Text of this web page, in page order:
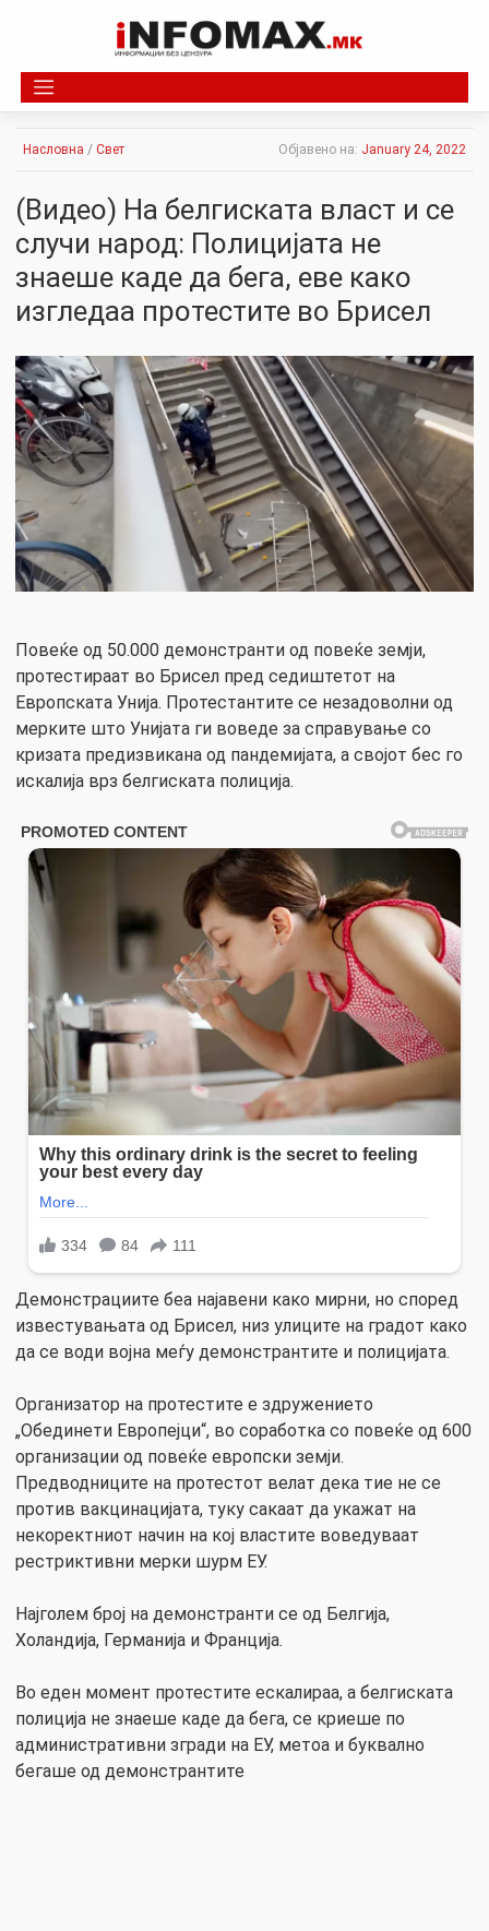
Насловна / Свет Објавено на: January 24, 2022
(Видео) На белгиската власт и се
случи народ: Полициjaта не
знаеше каде да бега, еве како
изгледаа пpoтестите во Брисел
Повеќе од 50.000 демонстранти од повеќе земји,
протестираат во Брисел пред седиштетот на
Европската Унија. Протестантите се незадоволни од
мерките што Унијата ги воведе за справување со
кризата предизвикана од пандемијата, а својот бес го
искалија врз белгиската полиција.
Демонстрациите беа најавени како мирни, но според
известувањата од Брисел, низ улиците на градот како
да се води војна меѓу демонстрантите и полицијата.
Организатор на протестите е здружението
„Обединети Европејци“, во соработка со повеќе од 600
организации од повеќе европски земји.
Предводниците на протестот велат дека тие не се
против вакцинацијата, туку сакаат да укажат на
некоректниот начин на кој властите воведуваат
рестриктивни мерки шурм ЕУ.
Најголем број на демонстранти се од Белгија,
Холандија, Германија и Франција.
Во еден момент протестите ескалираа, а белгиската
полиција не знаеше каде да бега, се криеше по
административни згради на ЕУ, метоа и буквално
бегаше од демонстрантите